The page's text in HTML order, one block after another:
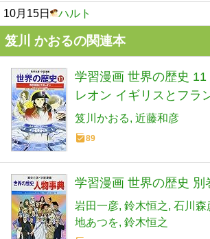
10月15日 ハルト
笈川 かおるの関連本
学習漫画 世界の歴史
レオン イギリスとフラ
笈川かおる 近藤和彦
89
学習漫画 世界の歴史 別
岩田一彦 鈴木恒之 石川森
地あつを 鈴木恒之